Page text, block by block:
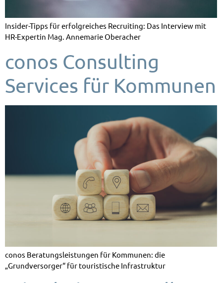
Insider-Tipps für erfolgreiches Recruiting: Das Interview mit
HR-Expertin Mag. Annemarie Oberacher
conos Consulting
Services für Kommunen
conos Beratungsleistungen für Kommunen: die
„Grundversorger“ für touristische Infrastruktur